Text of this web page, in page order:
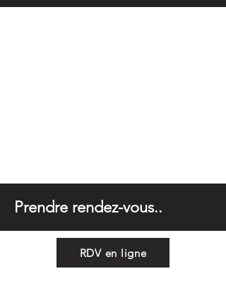
Prendre rendez-vous..
RDV en ligne